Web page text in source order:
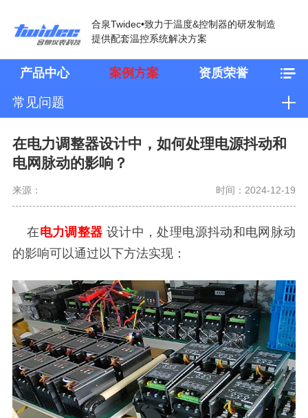
合泉Twidec•致力于温度&控制器的研发制造
提供配套温控系统解决方案
产品中心 案例方案 资质荣誉
常见问题
在电力调整器设计中，如何处理电源抖动和
电网脉动的影响？
来源： 时间：2024-12-19
在电力调整器 设计中，处理电源抖动和电网脉动
的影响可以通过以下方法实现：